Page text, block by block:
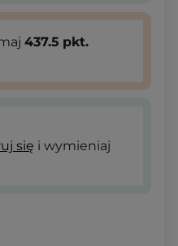
437.5 pkt.
się i wymieniaj